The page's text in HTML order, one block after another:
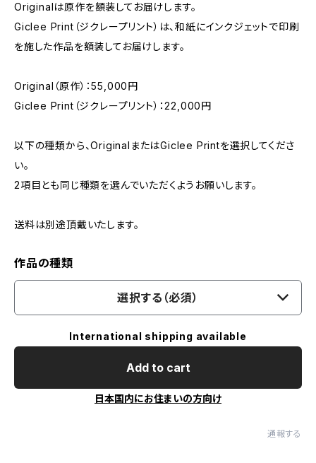
Originalは原作を額装してお届けします。
Giclee Print（ジクレープリント）は、和紙にインクジェットで印刷
を施した作品を額装してお届けします。
Original（原作）：55,000円
Giclee Print（ジクレープリント）：22,000円
以下の種類から、OriginalまたはGiclee Printを選択してくださ
い。
2項目とも同じ種類を選んでいただくようお願いします。
送料は別途頂戴いたします。
作品の種類
選択する（必須）
International shipping available
Add to cart
日本国内にお住まいの方向け
通報する